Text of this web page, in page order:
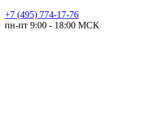
+7 (495) 774-17-76
пн-пт 9:00 - 18:00 МСК